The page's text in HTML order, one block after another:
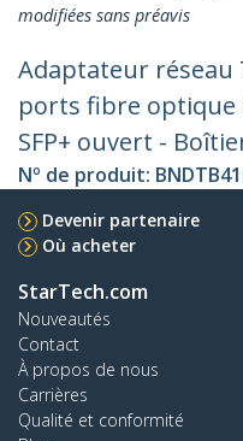
modifiées sans préavis
Adaptateur réseau
ports fibre optique
SFP+ ouvert -
Nº de produit:
Devenir partenaire
Où acheter
StarTech.com
Nouveautés
Contact
À propos de nous
Carrières
Qualité et conformité